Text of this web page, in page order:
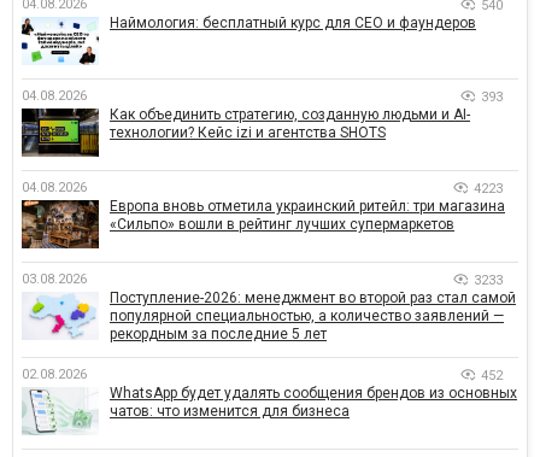
04.08.2026 540
Наймология: бесплатный курс для CEO и фаундеров
04.08.2026 393
Как объединить стратегию, созданную людьми и AI-
технологии? Кейс izi и агентства SHOTS
04.08.2026 4223
Европа вновь отметила украинский ритейл: три магазина
«Сильпо» вошли в рейтинг лучших супермаркетов
03.08.2026 3233
Поступление-2026: менеджмент во второй раз стал самой
популярной специальностью, а количество заявлений —
рекордным за последние 5 лет
02.08.2026 452
WhatsApp будет удалять сообщения брендов из основных
чатов: что изменится для бизнеса